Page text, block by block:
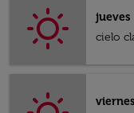
jueves
cielo
viernes